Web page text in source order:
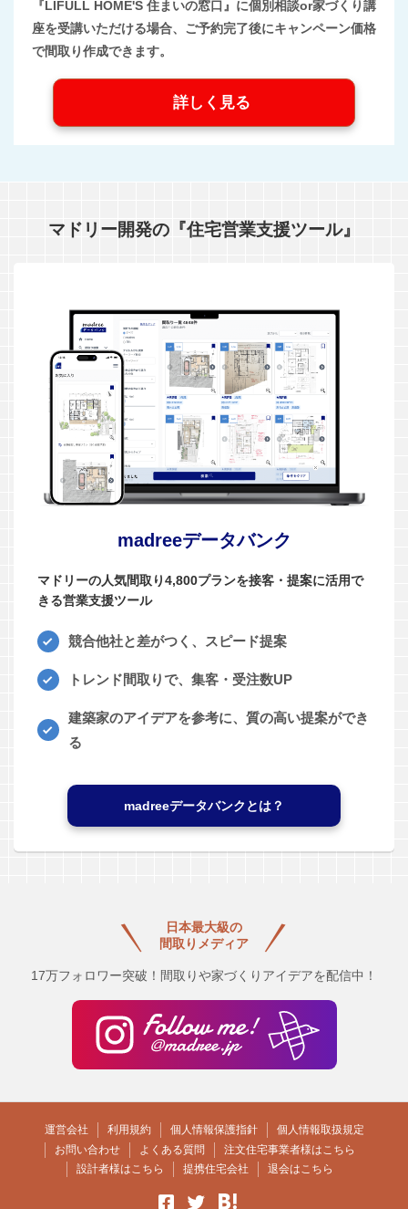
『LIFULL HOME'S 住まいの窓口』に個別相談or家づくり講
座を受講いただける場合、ご予約完了後にキャンペーン価格
で間取り作成できます。
詳しく見る
マドリー開発の『住宅営業支援ツール』
madreeデータバンク
マドリーの人気間取り4,800プランを接客・提案に活用で
きる営業支援ツール
競合他社と差がつく、スピード提案
トレンド間取りで、集客・受注数UP
建築家のアイデアを参考に、質の高い提案ができ
る
madreeデータバンクとは？
日本最大級の
間取りメディア
17万フォロワー突破！間取りや家づくりアイデアを配信中！
運営会社 利用規約 個人情報保護指針
個人情報取扱規定
お問い合わせ
よくある質問
注文住宅事業者様はこちら
設計者様はこちら
提携住宅会社 退会はこちら